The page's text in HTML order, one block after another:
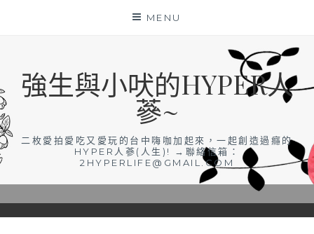
MENU
強生與小吠的HYPER人
蔘~
二枚愛拍愛吃又愛玩的台中嗨咖加起來，一起創造過癮的
HYPER人蔘(人生)! →聯絡信箱：
2HYPERLIFE@GMAIL.COM